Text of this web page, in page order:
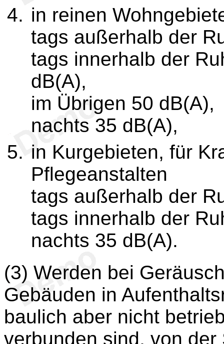
in reinen
tags außerhalb der
tags innerhalb der
dB(A),
im Übrigen 50 dB(A),
nachts 35 dB(A),
in Kurgebieten, für
Pflegeanstalten
tags außerhalb der
tags innerhalb der
nachts 35 dB(A).
(3) Werden bei
Gebäuden in
baulich aber nicht
verbunden sind, von